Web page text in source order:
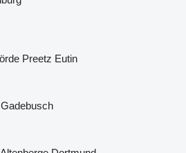
Preetz Eutin
Gadebusch